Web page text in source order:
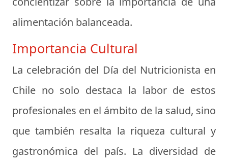
alimentación balanceada.
Importancia Cultural
La celebración del Día del Nutricionista en
Chile no solo destaca la labor de estos
profesionales en el ámbito de la salud, sino
que también resalta la riqueza cultural y
gastronómica del país. La diversidad de